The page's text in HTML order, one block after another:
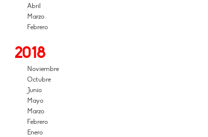
Abril
Marzo
Febrero
2018
Noviembre
Octubre
Junio
Mayo
Marzo
Febrero
Enero